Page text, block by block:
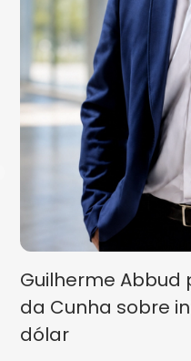
Guilherme Abbud
da Cunha sobre
dólar